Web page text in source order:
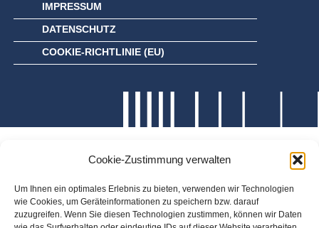
Cookie-Zustimmung verwalten
Um Ihnen ein optimales Erlebnis zu bieten, verwenden wir Technologien
wie Cookies, um Geräteinformationen zu speichern bzw. darauf
zuzugreifen. Wenn Sie diesen Technologien zustimmen, können wir Daten
IMPRESSUM
DATENSCHUTZ
COOKIE-RICHTLINIE (EU)